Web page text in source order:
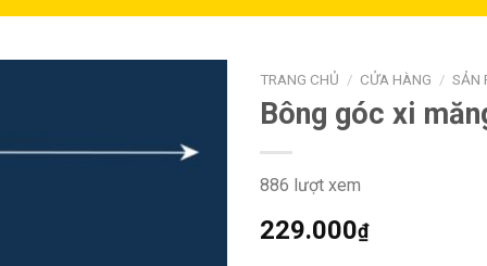
TRANG CHỦ / CỬA HÀNG / SẢN
Bông góc xi
886 lượt xem
229.000₫